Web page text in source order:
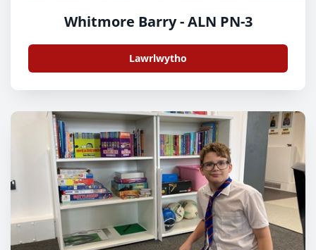
Whitmore Barry - ALN PN-3
Lawrlwytho